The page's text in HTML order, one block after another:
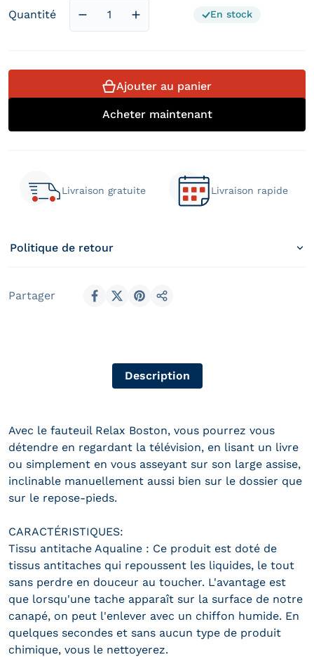
Quantité
Diminuer la quantité pour Fauteuil Boston
Augmenter la quantité pour
En stock
Ajouter au panier
Acheter maintenant
Livraison gratuite Livraison rapide
Politique de retour
Partager
Partager sur Facebook
Partager sur X
Épingler sur Pinterest
Partager
Description
Avec le fauteuil Relax Boston, vous pourrez vous
détendre en regardant la télévision, en lisant un livre
ou simplement en vous asseyant sur son large assise,
inclinable manuellement aussi bien sur le dossier que
sur le repose-pieds.
CARACTÉRISTIQUES:
Tissu antitache Aqualine : Ce produit est doté de
tissus antitaches qui repoussent les liquides, le tout
sans perdre en douceur au toucher. L'avantage est
que lorsqu'une tache apparaît sur la surface de notre
canapé, on peut l'enlever avec un chiffon humide. En
quelques secondes et sans aucun type de produit
chimique, vous le nettoyerez.